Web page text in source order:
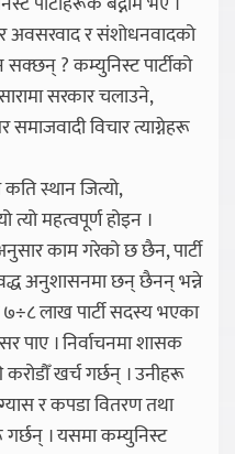
अवसरवाद र संशोधनवादको
? कम्युनिस्ट पार्टीको
सरकार चलाउने,
विचार त्याग्नेहरू
कति स्थान जित्यो,
त्यो महत्वपूर्ण होइन ।
काम गरेको छ छैन, पार्टी
अनुशासनमा छन् छैनन् भन्ने
लाख पार्टी सदस्य भएका
पाए । निर्वाचनमा शासक
खर्च गर्छन् । उनीहरू
र कपडा वितरण तथा
। यसमा कम्युनिस्ट